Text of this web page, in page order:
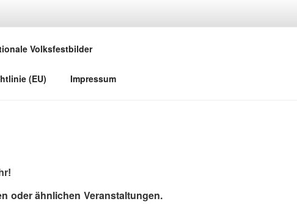
Volksfestbilder
(EU) Impressum
oder ähnlichen Veranstaltungen.